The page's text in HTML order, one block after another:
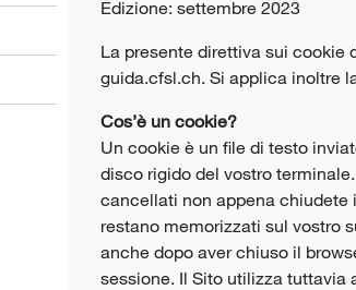
Edizione: settembre 2023
La presente direttiva sui cookie
guida.cfsl.ch. Si applica inoltre
Cos’è un cookie?
Un cookie è un file di testo
disco rigido del vostro
cancellati non appena chiudete
restano memorizzati sul vostro
anche dopo aver chiuso il
sessione. Il Sito utilizza tuttavia